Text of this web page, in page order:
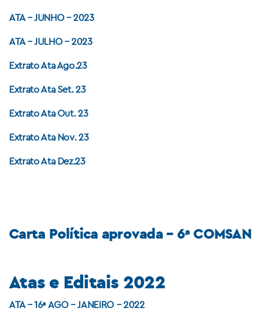
ATA – JUNHO – 2023
ATA – JULHO – 2023
Extrato Ata Ago.23
Extrato Ata Set. 23
Extrato Ata Out. 23
Extrato Ata Nov. 23
Extrato Ata Dez.23
Carta Política aprovada – 6ª COMSAN
Atas e Editais 2022
ATA – 16ª AGO – JANEIRO – 2022